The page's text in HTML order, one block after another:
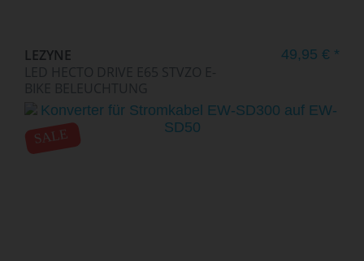
LEZYNE
LED HECTO DRIVE E65 STVZO E-
BIKE BELEUCHTUNG
49,95 € *
SALE